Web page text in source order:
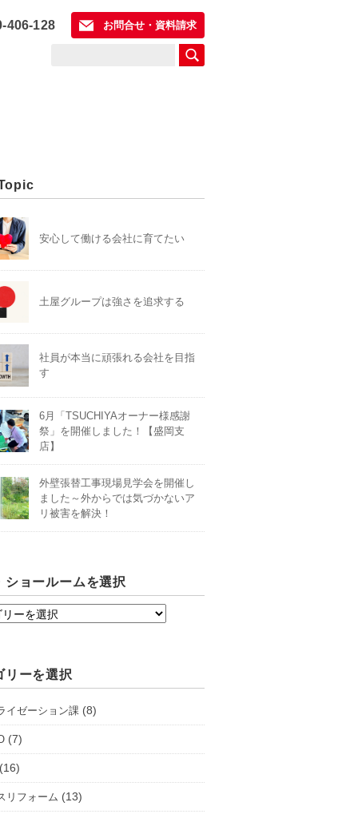
406-128 お問合せ・資料請求
安心して働ける会社に育てたい
土屋グループは強さを追求する
社員が本当に頑張れる会社を目指
す
6月「TSUCHIYAオーナー様感謝
祭」を開催しました！【盛岡支
店】
外壁張替工事現場見学会を開催し
ました～外からでは気づかないア
リ被害を解決！
ショールームを選択
リーを選択
イゼーション課 (8)
(7)
リフォーム (13)